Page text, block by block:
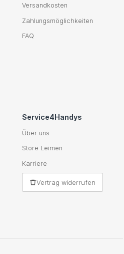
Versandkosten
Zahlungsmöglichkeiten
FAQ
Service4Handys
Über uns
Store Leimen
Karriere
Vertrag widerrufen